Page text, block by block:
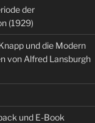
der
(1929)
und die Modern
von Alfred Lansburgh
und E-Book